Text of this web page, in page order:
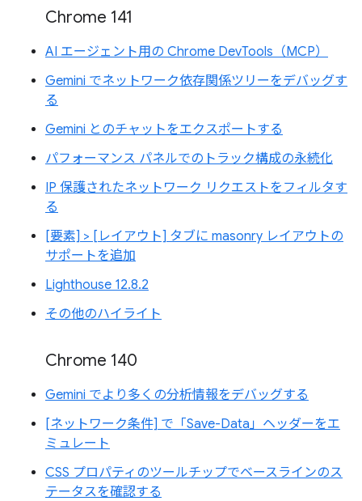
Chrome 141
AI エージェント用の Chrome DevTools（MCP）
Gemini でネットワーク依存関係ツリーをデバッグす
る
Gemini とのチャットをエクスポートする
パフォーマンス パネルでのトラック構成の永続化
IP 保護されたネットワーク リクエストをフィルタす
る
[要素] > [レイアウト] タブに masonry レイアウトの
サポートを追加
Lighthouse 12.8.2
その他のハイライト
Chrome 140
Gemini でより多くの分析情報をデバッグする
[ネットワーク条件] で「Save-Data」ヘッダーをエ
ミュレート
CSS プロパティのツールチップでベースラインのス
テータスを確認する